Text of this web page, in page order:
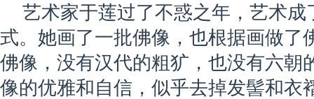
艺术家于莲过了不惑之年，艺术成
式。她画了一批佛像，也根据画做了
佛像，没有汉代的粗犷，也没有六朝
像的优雅和自信，似乎去掉发髻和衣